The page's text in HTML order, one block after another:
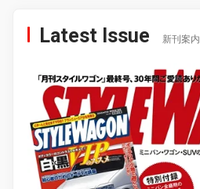
Latest Issue 新刊案内